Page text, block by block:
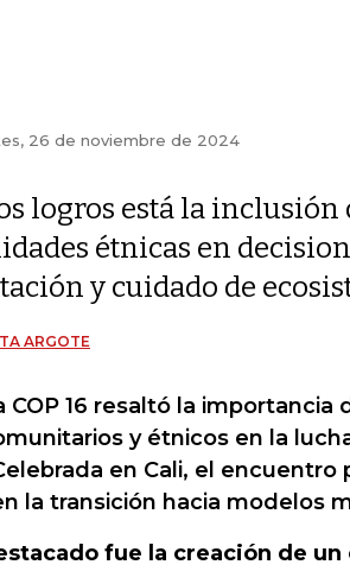
26 de noviembre de 2024
logros está la inclusión
étnicas en
y cuidado de
ARGOTE
COP 16 resaltó la
y étnicos en la
en Cali, el encuentro
la transición hacia modelos
fue la creación de